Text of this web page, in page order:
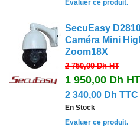
Evaluer ce produit.
SecuEasy
Caméra Mini
Zoom18X
2 750,00 DhHT
1 950,00 Dh HT
2 340,00 Dh TTC
En Stock
Evaluer ce produit.